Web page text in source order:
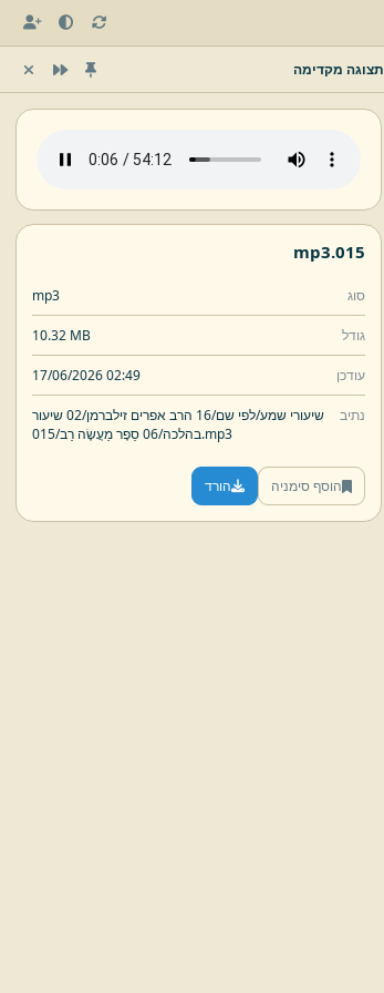
תצוגה מקדימה
015.
mp3
סוג mp3
גודל 10.32 MB
עודכן 17/06/2026 02:49
נתיב שיעורי שמע/לפי שם/16 הרב אפרים זילברמן/
02 שיעור
בהלכה/06 סֵפֶר מַעֲשֶׂה רַב/ 015.mp3
הוסף סימניה הורד